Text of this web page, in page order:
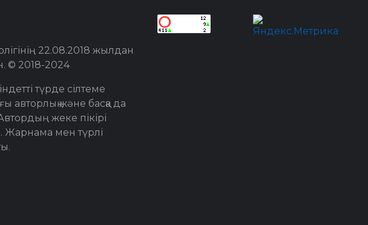
22.08.2018 жылдан
© 2018-2024
түрде сілтеме
авторлық және басқа да
жеке пікірі
Жарнама мен түрлі